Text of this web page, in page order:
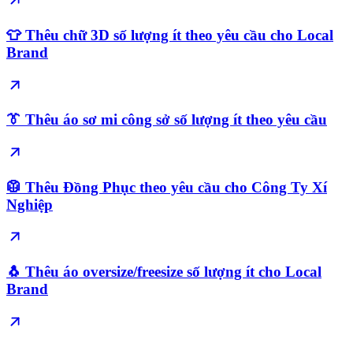
👕 Thêu chữ 3D số lượng ít theo yêu cầu cho Local
Brand
👔 Thêu áo sơ mi công sở số lượng ít theo yêu cầu
🥼 Thêu Đồng Phục theo yêu cầu cho Công Ty Xí
Nghiệp
🐧 Thêu áo oversize/freesize số lượng ít cho Local
Brand